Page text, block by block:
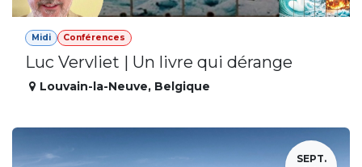
Midi Conférences
Luc Vervliet | Un livre qui dérange
Louvain-la-Neuve, Belgique
SEPT.